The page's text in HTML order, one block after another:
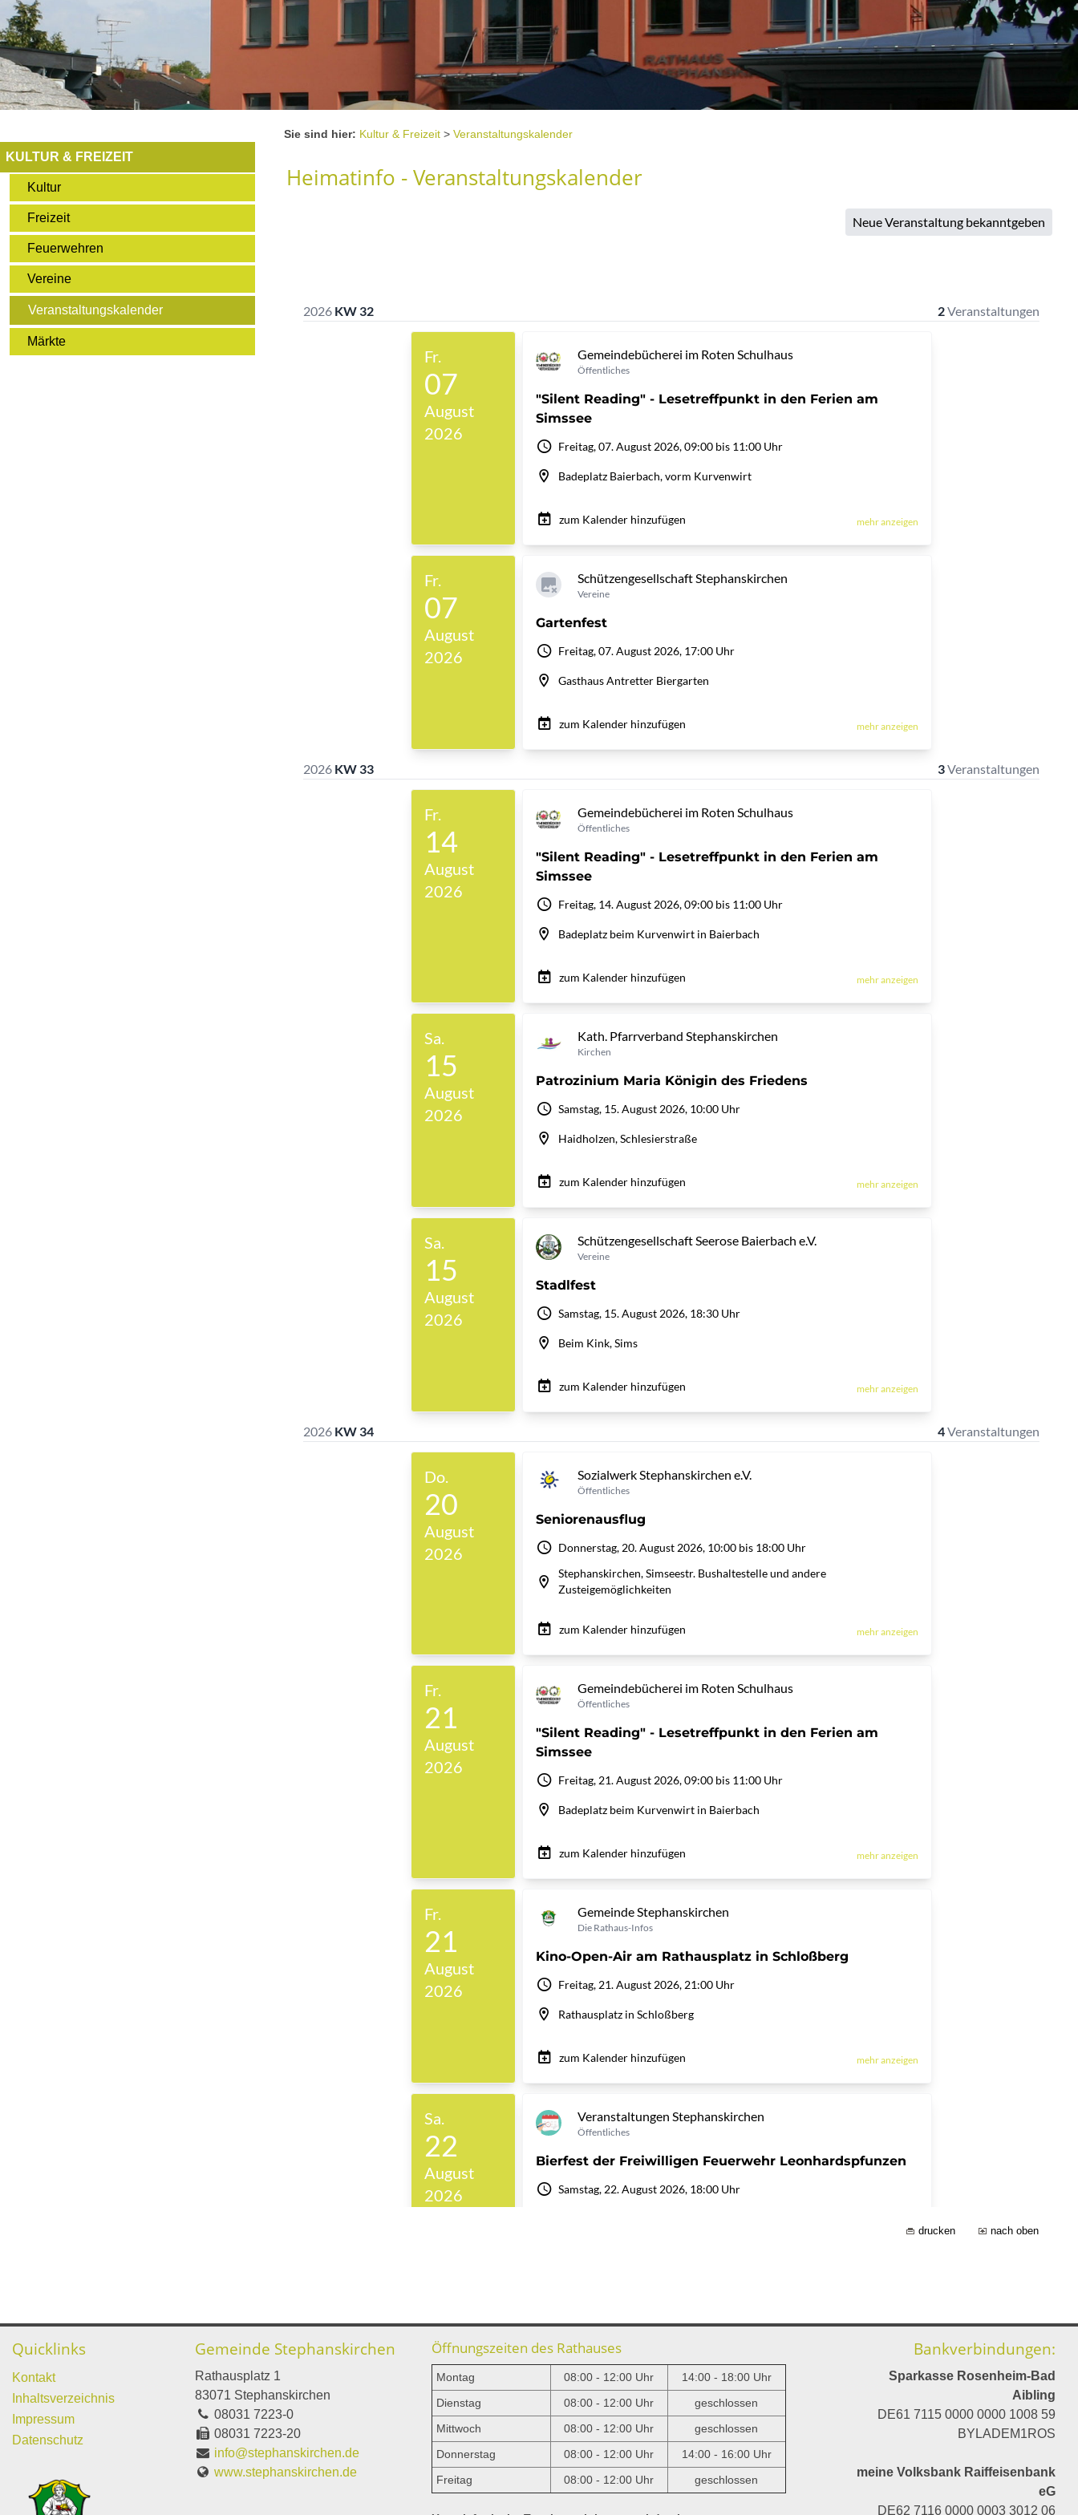
KULTUR & FREIZEIT
Kultur
Freizeit
Feuerwehren
Vereine
Veranstaltungskalender
Märkte
Sie sind hier: Kultur & Freizeit > Veranstaltungskalender
Heimatinfo - Veranstaltungskalender
drucken nach oben
Quicklinks
Kontakt
Inhaltsverzeichnis
Impressum
Datenschutz
Gemeinde Stephanskirchen
Rathausplatz 1
83071 Stephanskirchen
08031 7223-0
08031 7223-20
info@stephanskirchen.de
www.stephanskirchen.de
Öffnungszeiten des Rathauses
Montag 08:00 - 12:00 Uhr
14:00 - 18:00 Uhr
Dienstag
08:00 - 12:00 Uhr
geschlossen
Mittwoch
08:00 - 12:00 Uhr
geschlossen
Donnerstag
08:00 - 12:00 Uhr
14:00 - 16:00 Uhr
Freitag
08:00 - 12:00 Uhr geschlossen
Bankverbindungen:
Sparkasse Rosenheim-Bad
Aibling
DE61 7115 0000 0000 1008 59
BYLADEM1ROS
meine Volksbank Raiffeisenbank
eG
DE62 7116 0000 0003 3012 06